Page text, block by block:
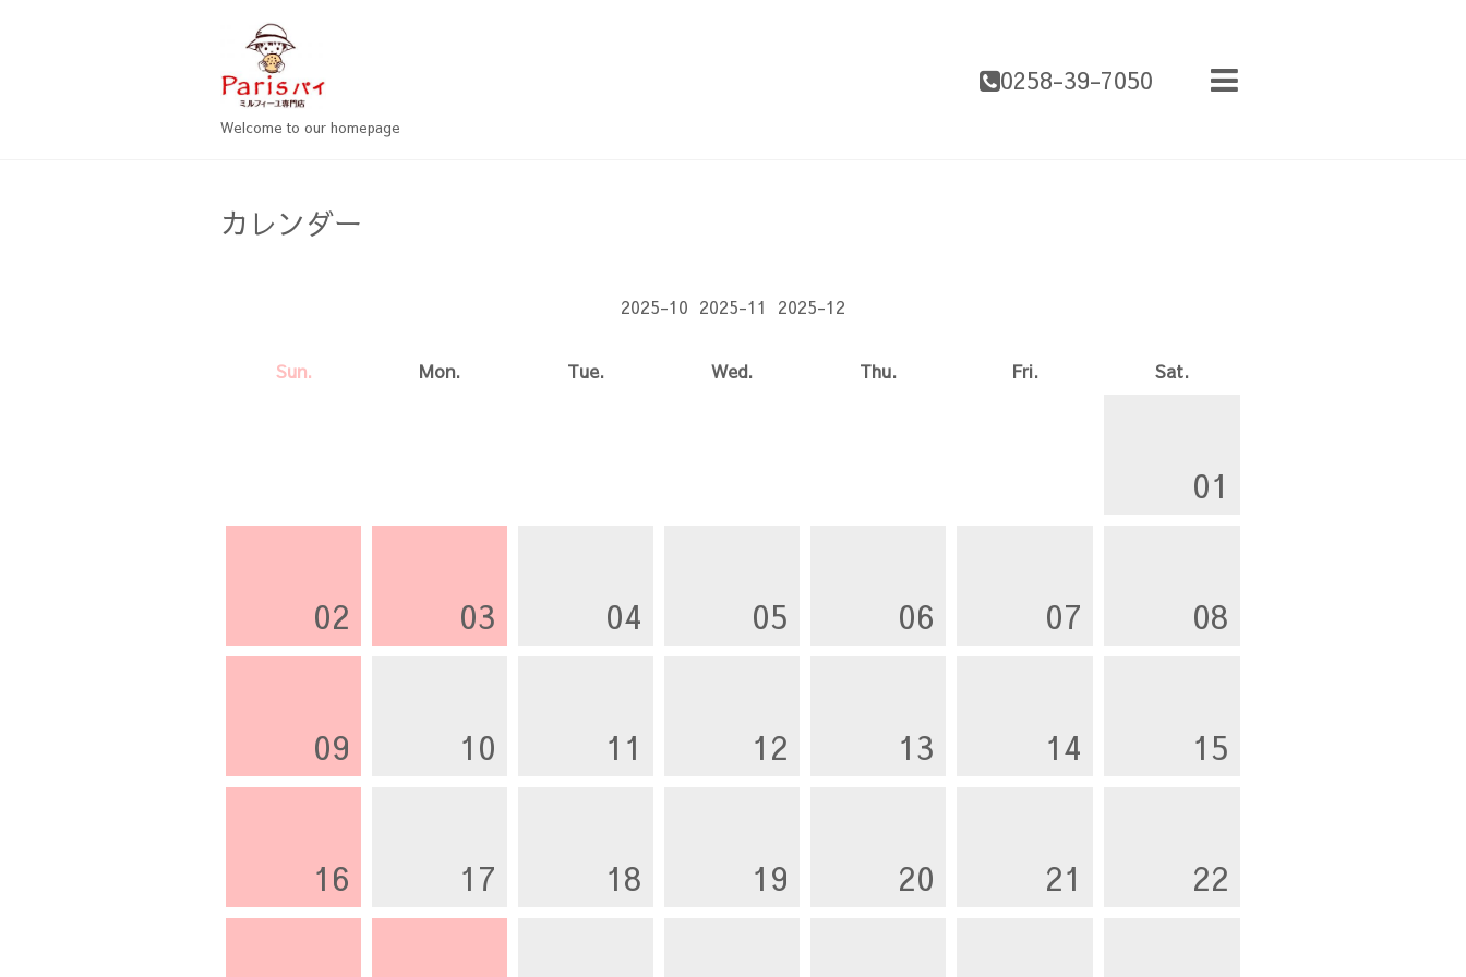
0258-39-7050
Welcome to our homepage
カレンダー
2025-10 2025-11 2025-12
Sun. Mon. Tue. Wed. Thu. Fri. Sat.
01
02 03 04 05 06 07 08
09 10 11 12 13 14 15
16 17 18 19 20 21 22